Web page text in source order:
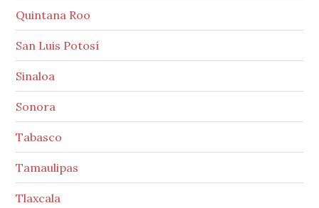
Quintana Roo
San Luis Potosí
Sinaloa
Sonora
Tabasco
Tamaulipas
Tlaxcala